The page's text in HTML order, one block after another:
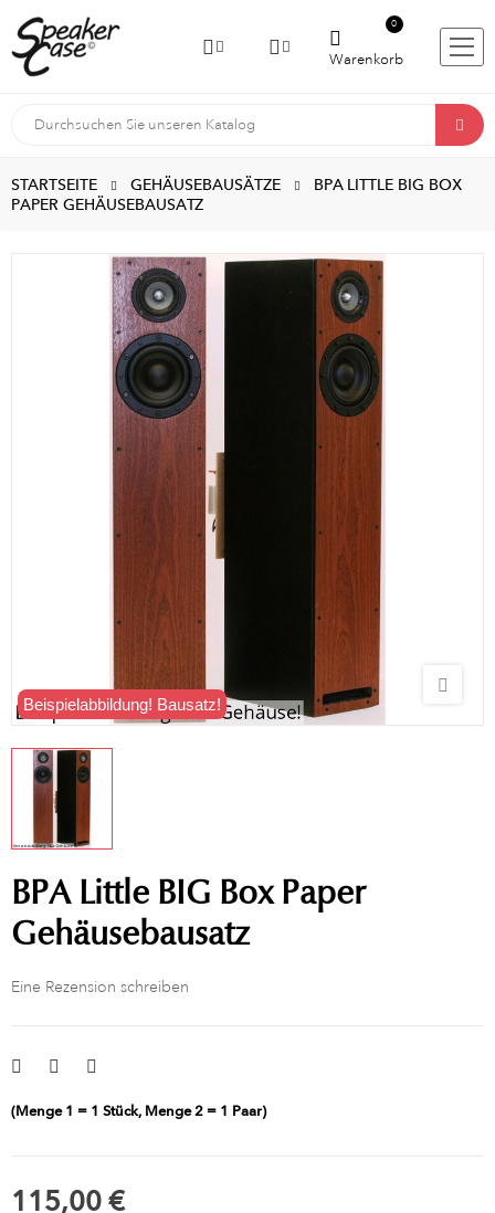
Warenkorb
0
STARTSEITE GEHÄUSEBAUSÄTZE
BPA LITTLE BIG BOX
PAPER GEHÄUSEBAUSATZ
Beispielabbildung! Bausatz!
BPA Little BIG Box Paper
Gehäusebausatz
Eine Rezension schreiben
(Menge 1 = 1 Stück, Menge 2 = 1 Paar)
115,00 €